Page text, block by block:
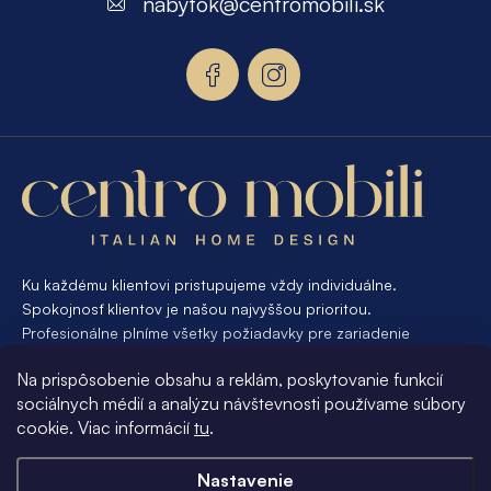
Na prispôsobenie obsahu a reklám, poskytovanie funkcií
sociálnych médií a analýzu návštevnosti používame súbory
cookie. Viac informácií tu.
Nastavenie
e
Ku každému klientovi pristupujeme vždy individuálne.
Spokojnosť klientov je našou najvyššou prioritou.
Profesionálne plníme všetky požiadavky pre zariadenie
nábytku na mieru, presne pre váš interiér, je pre nás
samozrejmosťou Vám vyhovieť.